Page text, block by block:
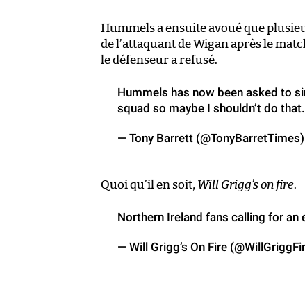
Hummels a ensuite avoué que
de l’attaquant de Wigan après le
le défenseur a refusé.
Hummels has now been asked to
squad so maybe I shouldn’t do
— Tony Barrett (@TonyBarretTimes)
Quoi qu’il en soit, Will Grigg’s on fire.
Northern Ireland fans calling for
— Will Grigg’s On Fire